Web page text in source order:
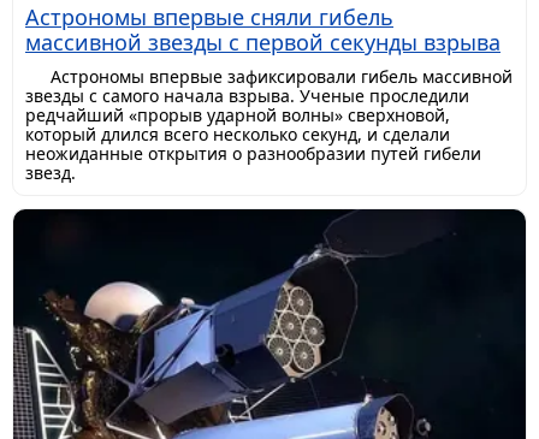
Астрономы впервые сняли гибель
массивной звезды с первой секунды взрыва
Астрономы впервые зафиксировали гибель массивной
звезды с самого начала взрыва. Ученые проследили
редчайший «прорыв ударной волны» сверхновой,
который длился всего несколько секунд, и сделали
неожиданные открытия о разнообразии путей гибели
звезд.